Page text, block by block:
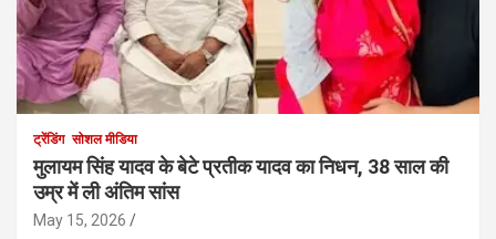
ट्रेंडिंग सोशल मीडिया
मुलायम सिंह यादव के बेटे प्रतीक यादव का निधन, 38 साल की
उम्र में ली अंतिम सांस
May 15, 2026